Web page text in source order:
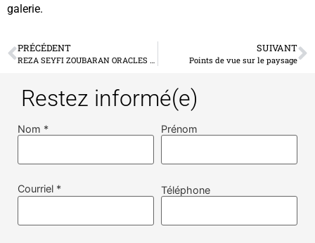
galerie.
PRÉCÉDENT
REZA SEYFI ZOUBARAN ORACLES ARIDES
SUIVANT
Points de vue sur le paysage
Restez informé(e)
Nom * Prénom
Courriel * Téléphone